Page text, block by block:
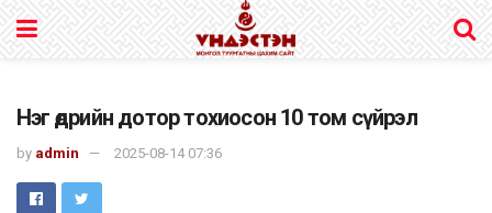
Нэг өдрийн дотор тохиосон 10 том сүйрэл
by admin 2025-08-14 07:36